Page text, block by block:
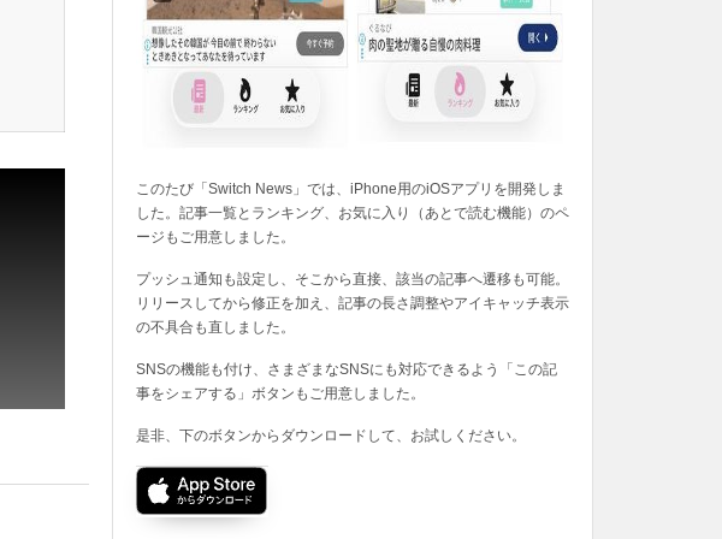
このたび「Switch News」では、iPhone用のiOSアプリを開発しま
した。記事一覧とランキング、お気に入り（あとで読む機能）のペ
ージもご用意しました。
プッシュ通知も設定し、そこから直接、該当の記事へ遷移も可能。
リリースしてから修正を加え、記事の長さ調整やアイキャッチ表示
の不具合も直しました。
SNSの機能も付け、さまざまなSNSにも対応できるよう「この記
事をシェアする」ボタンもご用意しました。
是非、下のボタンからダウンロードして、お試しください。